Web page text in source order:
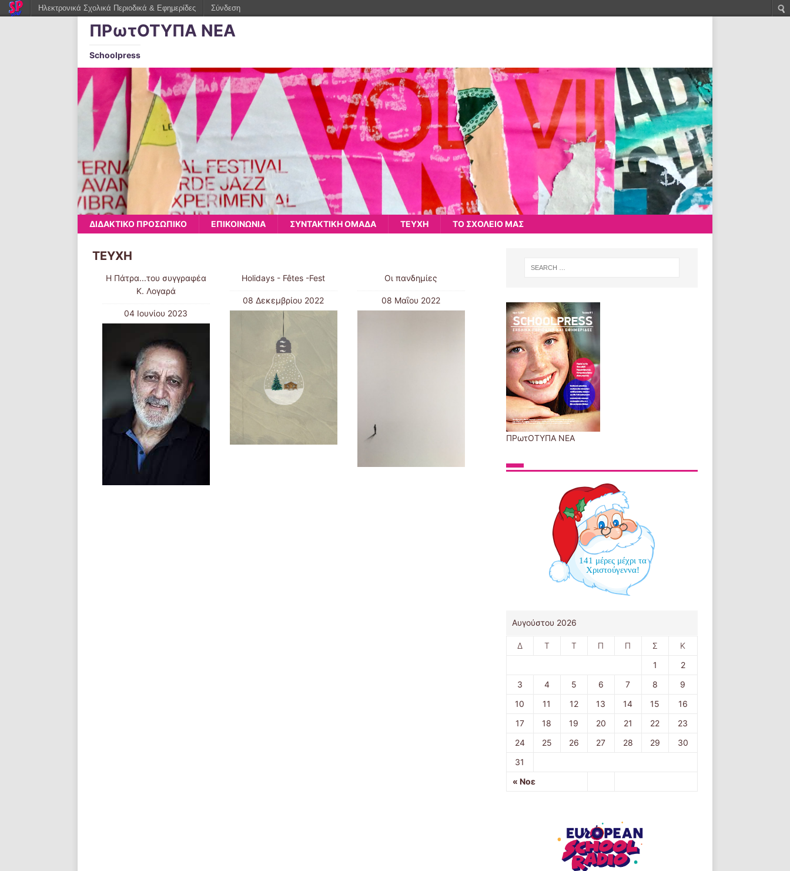
ΠΡωτΟΤΥΠΑ ΝΕΑ
Schoolpress
ΔΙΔΑΚΤΙΚΟ ΠΡΟΣΩΠΙΚΟ ΕΠΙΚΟΙΝΩΝΙΑ ΣΥΝΤΑΚΤΙΚΗ ΟΜΑΔΑ ΤΕΥΧΗ ΤΟ ΣΧΟΛΕΙΟ ΜΑΣ
ΤΕΥΧΗ
Η Πάτρα...του συγγραφέα
Κ. Λογαρά
04 Ιουνίου 2023
Holidays - Fêtes -Fest
08 Δεκεμβρίου 2022
Οι πανδημίες
08 Μαΐου 2022
ΠΡωτΟΤΥΠΑ ΝΕΑ
141 μέρες μέχρι τα
Χριστούγεννα!
Αυγούστου 2026
Δ Τ Τ Π Π Σ Κ
« Νοε
1
2
3
4 5 6 7 8
9
10
11 12 13 14 15
16
17
18 19 20 21 22
23
24
25 26 27 28 29
30
31
Ηλεκτρονικά Σχολικά Περιοδικά & Εφημερίδες Σύνδεση